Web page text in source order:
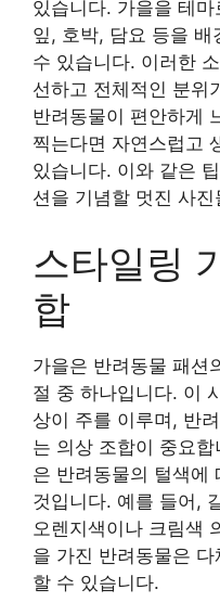
있습니다. 가을을 테
잎, 호박, 담요 등을 배
수 있습니다. 이러한
선하고 전체적인 분위
반려동물이 편안하게
찍는다면 자연스럽고
있습니다. 이와 같은
션을 기념할 멋진 사
스타일링
합
가을은 반려동물 패션
절 중 하나입니다. 이
상이 주를 이루며, 반
는 의상 조합이 중요
은 반려동물의 털색에
것입니다. 예를 들어,
오렌지색이나 크림색
을 가진 반려동물은
할 수 있습니다.